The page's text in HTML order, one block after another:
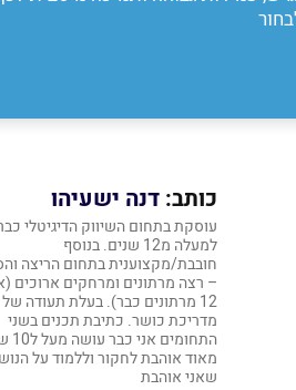
כותב: דנה ישעיהו
עוסקת בתחום השיווק הדיגיטלי
למעלה מ12 שנים. בנוסף
חובבת/מקצוענית בתחום הריצה
– רצה מרתונים ומרחקים ארוכים
12 מרתונים כבר). בעלת תעודה של
מדריכת כושר. כתיבת תכנים בשני
מאוד אוהבת לחקור וללמוד על
שאני אוהבת